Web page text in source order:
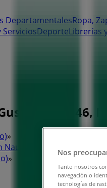
DepartamentalesRopa,
ServiciosDeporteLibrerías
Baz 46,
»
(México)
»
Nos
Tanto nosotros
navegación o
tecnologías de